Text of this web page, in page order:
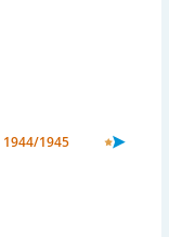
1944/1945